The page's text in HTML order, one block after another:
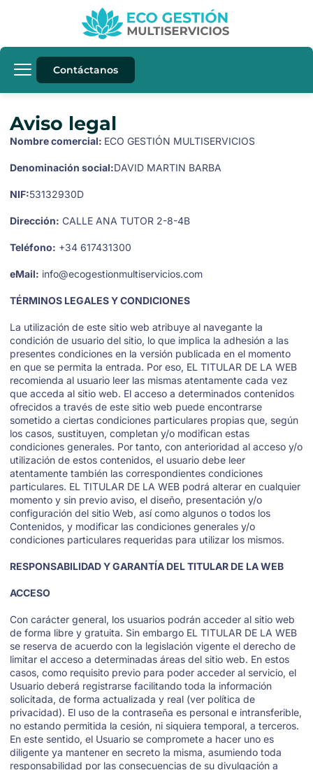
Contáctanos
Aviso legal
Nombre comercial: ECO GESTIÓN MULTISERVICIOS
Denominación social:DAVID MARTIN BARBA
NIF:53132930D
Dirección: CALLE ANA TUTOR 2-8-4B
Teléfono: +34 617431300
eMail: info@ecogestionmultiservicios.com
TÉRMINOS LEGALES Y CONDICIONES
La utilización de este sitio web atribuye al navegante la
condición de usuario del sitio, lo que implica la adhesión a las
presentes condiciones en la versión publicada en el momento
en que se permita la entrada. Por eso, EL TITULAR DE LA WEB
recomienda al usuario leer las mismas atentamente cada vez
que acceda al sitio web. El acceso a determinados contenidos
ofrecidos a través de este sitio web puede encontrarse
sometido a ciertas condiciones particulares propias que, según
los casos, sustituyen, completan y/o modifican estas
condiciones generales. Por tanto, con anterioridad al acceso y/o
utilización de estos contenidos, el usuario debe leer
atentamente también las correspondientes condiciones
particulares. EL TITULAR DE LA WEB podrá alterar en cualquier
momento y sin previo aviso, el diseño, presentación y/o
configuración del sitio Web, así como algunos o todos los
Contenidos, y modificar las condiciones generales y/o
condiciones particulares requeridas para utilizar los mismos.
RESPONSABILIDAD Y GARANTÍA DEL TITULAR DE LA WEB
ACCESO
Con carácter general, los usuarios podrán acceder al sitio web
de forma libre y gratuita. Sin embargo EL TITULAR DE LA WEB
se reserva de acuerdo con la legislación vigente el derecho de
limitar el acceso a determinadas áreas del sitio web. En estos
casos, como requisito previo para poder acceder al servicio, el
Usuario deberá registrarse facilitando toda la información
solicitada, de forma actualizada y real (ver política de
privacidad). El uso de la contraseña es personal e intransferible,
no estando permitida la cesión, ni siquiera temporal, a terceros.
En este sentido, el Usuario se compromete a hacer uno es
diligente ya mantener en secreto la misma, asumiendo toda
responsabilidad por las consecuencias de su divulgación a